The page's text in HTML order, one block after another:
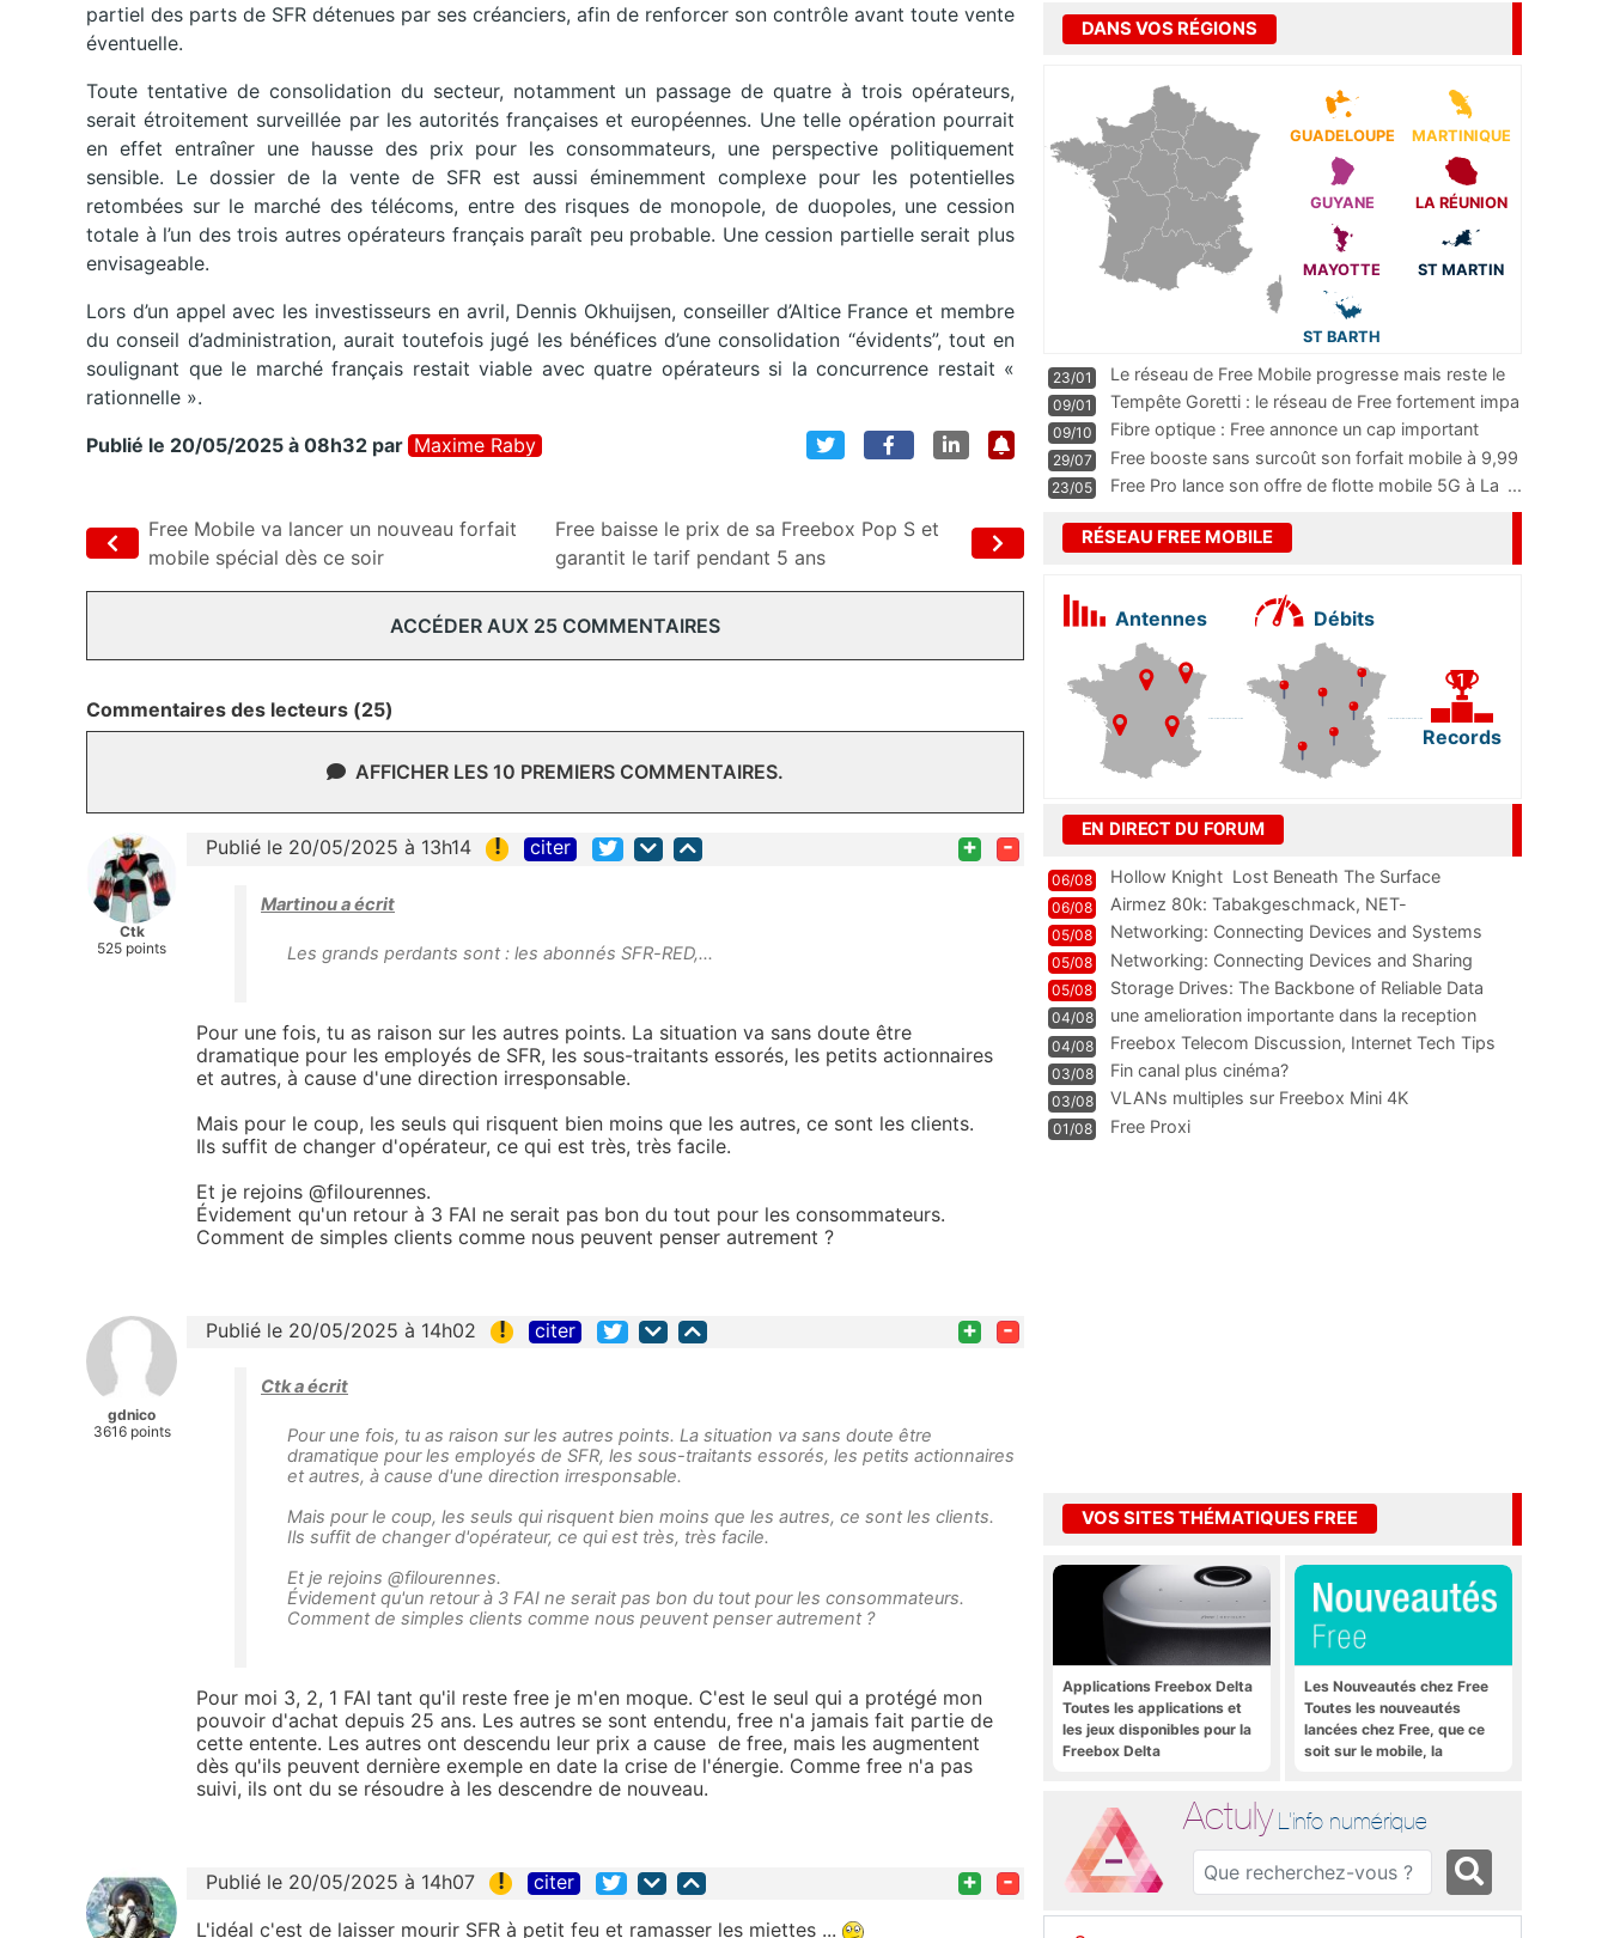
partiel des parts de SFR détenues par ses créanciers, afin de renforcer son contrôle avant toute vente
éventuelle.
Toute tentative de consolidation du secteur, notamment un passage de quatre à trois opérateurs,
serait étroitement surveillée par les autorités françaises et européennes. Une telle opération pourrait
en effet entraîner une hausse des prix pour les consommateurs, une perspective politiquement
sensible. Le dossier de la vente de SFR est aussi éminemment complexe pour les potentielles
retombées sur le marché des télécoms, entre des risques de monopole, de duopoles, une cession
totale à l’un des trois autres opérateurs français paraît peu probable. Une cession partielle serait plus
envisageable.
Lors d’un appel avec les investisseurs en avril, Dennis Okhuijsen, conseiller d’Altice France et membre
du conseil d’administration, aurait toutefois jugé les bénéfices d’une consolidation “évidents”, tout en
soulignant que le marché français restait viable avec quatre opérateurs si la concurrence restait «
rationnelle ».
Publié le 20/05/2025 à 08h32 par Maxime Raby
Free Mobile va lancer un nouveau forfait
mobile spécial dès ce soir
Free baisse le prix de sa Freebox Pop S et
garantit le tarif pendant 5 ans
ACCÉDER AUX 25 COMMENTAIRES
Commentaires des lecteurs (25)
AFFICHER LES 10 PREMIERS COMMENTAIRES.
Ctk
525 points
Publié le 20/05/2025 à 13h14 ! citer + -
Martinou a écrit
Les grands perdants sont : les abonnés SFR-RED,...
Pour une fois, tu as raison sur les autres points. La situation va sans doute être
dramatique pour les employés de SFR, les sous-traitants essorés, les petits actionnaires
et autres, à cause d'une direction irresponsable.
Mais pour le coup, les seuls qui risquent bien moins que les autres, ce sont les clients.
Ils suffit de changer d'opérateur, ce qui est très, très facile.
Et je rejoins @filourennes.
Évidement qu'un retour à 3 FAI ne serait pas bon du tout pour les consommateurs.
Comment de simples clients comme nous peuvent penser autrement ?
gdnico
3616 points
Publié le 20/05/2025 à 14h02 ! citer + -
Ctk a écrit
Pour une fois, tu as raison sur les autres points. La situation va sans doute être
dramatique pour les employés de SFR, les sous-traitants essorés, les petits actionnaires
et autres, à cause d'une direction irresponsable.
Mais pour le coup, les seuls qui risquent bien moins que les autres, ce sont les clients.
Ils suffit de changer d'opérateur, ce qui est très, très facile.
Et je rejoins @filourennes.
Évidement qu'un retour à 3 FAI ne serait pas bon du tout pour les consommateurs.
Comment de simples clients comme nous peuvent penser autrement ?
Pour moi 3, 2, 1 FAI tant qu'il reste free je m'en moque. C'est le seul qui a protégé mon
pouvoir d'achat depuis 25 ans. Les autres se sont entendu, free n'a jamais fait partie de
cette entente. Les autres ont descendu leur prix a cause de free, mais les augmentent
dès qu'ils peuvent dernière exemple en date la crise de l'énergie. Comme free n'a pas
suivi, ils ont du se résoudre à les descendre de nouveau.
Publié le 20/05/2025 à 14h07 ! citer + -
L'idéal c'est de laisser mourir SFR à petit feu et ramasser les miettes ...
DANS VOS RÉGIONS
GUADELOUPE MARTINIQUE
GUYANE LA RÉUNION
MAYOTTE ST MARTIN
ST BARTH
23/01
Le réseau de Free Mobile progresse mais reste le
m
...
09/01
Tempête Goretti : le réseau de Free fortement impa
09/10
Fibre optique : Free annonce un cap important
pass
...
29/07
Free booste sans surcoût son forfait mobile à 9,99
23/05 Free Pro lance son offre de flotte mobile 5G à La ...
RÉSEAU FREE MOBILE
Antennes Débits
Records
EN DIRECT DU FORUM
06/08 Hollow Knight  Lost Beneath The Surface
06/08
Airmez 80k: Tabakgeschmack, NET-
Technologie und Leistung im
05/08 Networking: Connecting Devices and Systems
05/08
Networking: Connecting Devices and Sharing
Information
05/08
Storage Drives: The Backbone of Reliable Data
Management
04/08
une amelioration importante dans la reception
WIFI
04/08
Freebox Telecom Discussion, Internet Tech Tips
Communi
03/08 Fin canal plus cinéma?
03/08 VLANs multiples sur Freebox Mini 4K
01/08 Free Proxi
VOS SITES THÉMATIQUES FREE
Applications Freebox Delta
Toutes les applications et
les jeux disponibles pour la
Freebox Delta
Les Nouveautés chez Free
Toutes les nouveautés
lancées chez Free, que ce
soit sur le mobile, la
Actuly L'info numérique